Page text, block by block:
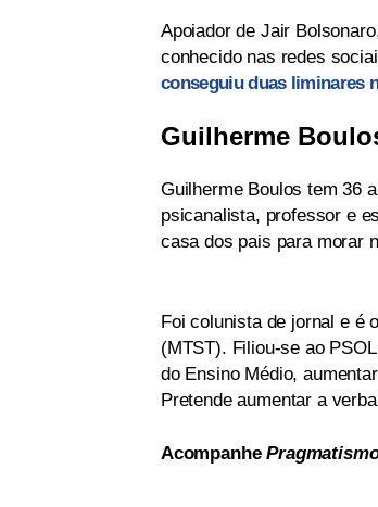
Apoiador de Jair
conhecido nas redes
conseguiu duas liminares
Guilherme
Guilherme Boulos tem 36
psicanalista, professor e
casa dos pais para morar
Foi colunista de jornal e é
(MTST). Filiou-se ao
do Ensino Médio,
Pretende aumentar a
Acompanhe